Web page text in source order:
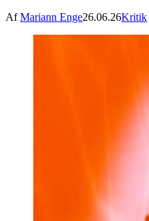
AfMariann Enge26.06.26Kritik